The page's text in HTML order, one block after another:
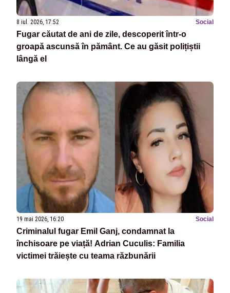
8 iul. 2026, 17:52 Social
Fugar căutat de ani de zile, descoperit într-o
groapă ascunsă în pământ. Ce au găsit polițiștii
lângă el
19 mai 2026, 16:20 Social
Criminalul fugar Emil Ganj, condamnat la
închisoare pe viață! Adrian Cuculis: Familia
victimei trăiește cu teama răzbunării